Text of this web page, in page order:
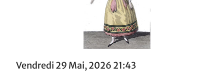
Vendredi 29 Mai, 2026 21:43